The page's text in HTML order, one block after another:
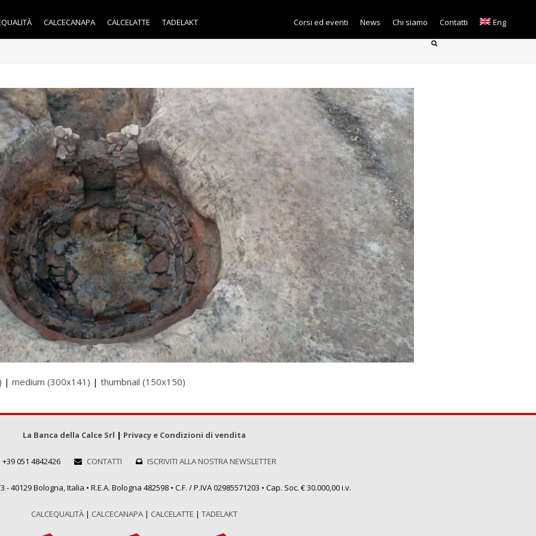
CALCECANAPA CALCELATTE TADELAKT Corsi ed eventi News Chi siamo Contatti Eng
| medium (300x141) | thumbnail (150x150)
La Banca della Calce Srl | Privacy e Condizioni di vendita
+39 051 4842426 CONTATTI ISCRIVITI ALLA NOSTRA NEWSLETTER
40129 Bologna, Italia • R.E.A. Bologna 482598 • C.F. / P.IVA 02985571203 • Cap. Soc. € 30.000,00 i.v.
CALCEQUALITÀ| CALCECANAPA| CALCELATTE | TADELAKT